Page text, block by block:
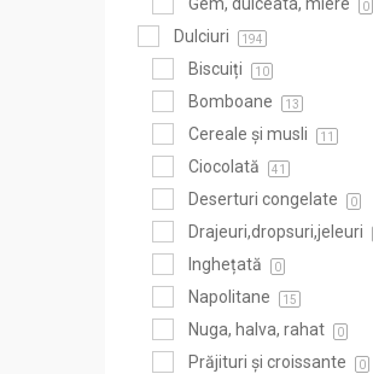
Gem, dulceata, miere 0
Dulciuri 194
Biscuiți 10
Bomboane 13
Cereale și musli 11
Ciocolată 41
Deserturi congelate 0
Drajeuri,dropsuri,jeleuri
Inghețată 0
Napolitane 15
Nuga, halva, rahat 0
Prăjituri și croissante 0